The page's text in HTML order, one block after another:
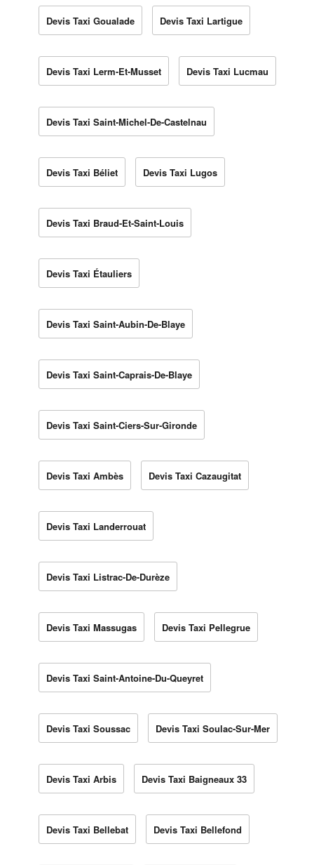
Devis Taxi Goualade Devis Taxi Lartigue
Devis Taxi Lerm-Et-Musset Devis Taxi Lucmau
Devis Taxi Saint-Michel-De-Castelnau
Devis Taxi Béliet Devis Taxi Lugos
Devis Taxi Braud-Et-Saint-Louis
Devis Taxi Étauliers
Devis Taxi Saint-Aubin-De-Blaye
Devis Taxi Saint-Caprais-De-Blaye
Devis Taxi Saint-Ciers-Sur-Gironde
Devis Taxi Ambès Devis Taxi Cazaugitat
Devis Taxi Landerrouat
Devis Taxi Listrac-De-Durèze
Devis Taxi Massugas Devis Taxi Pellegrue
Devis Taxi Saint-Antoine-Du-Queyret
Devis Taxi Soussac Devis Taxi Soulac-Sur-Mer
Devis Taxi Arbis Devis Taxi Baigneaux 33
Devis Taxi Bellebat Devis Taxi Bellefond